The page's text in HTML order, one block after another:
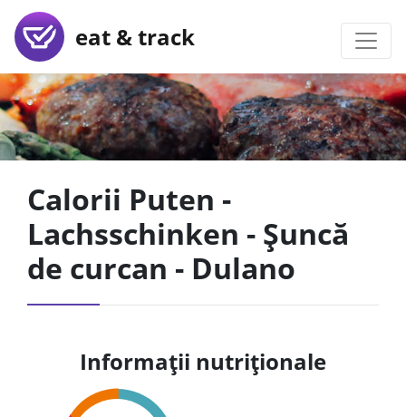
eat & track
Calorii Puten -
Lachsschinken - Șuncă
de curcan - Dulano
Informații nutriționale